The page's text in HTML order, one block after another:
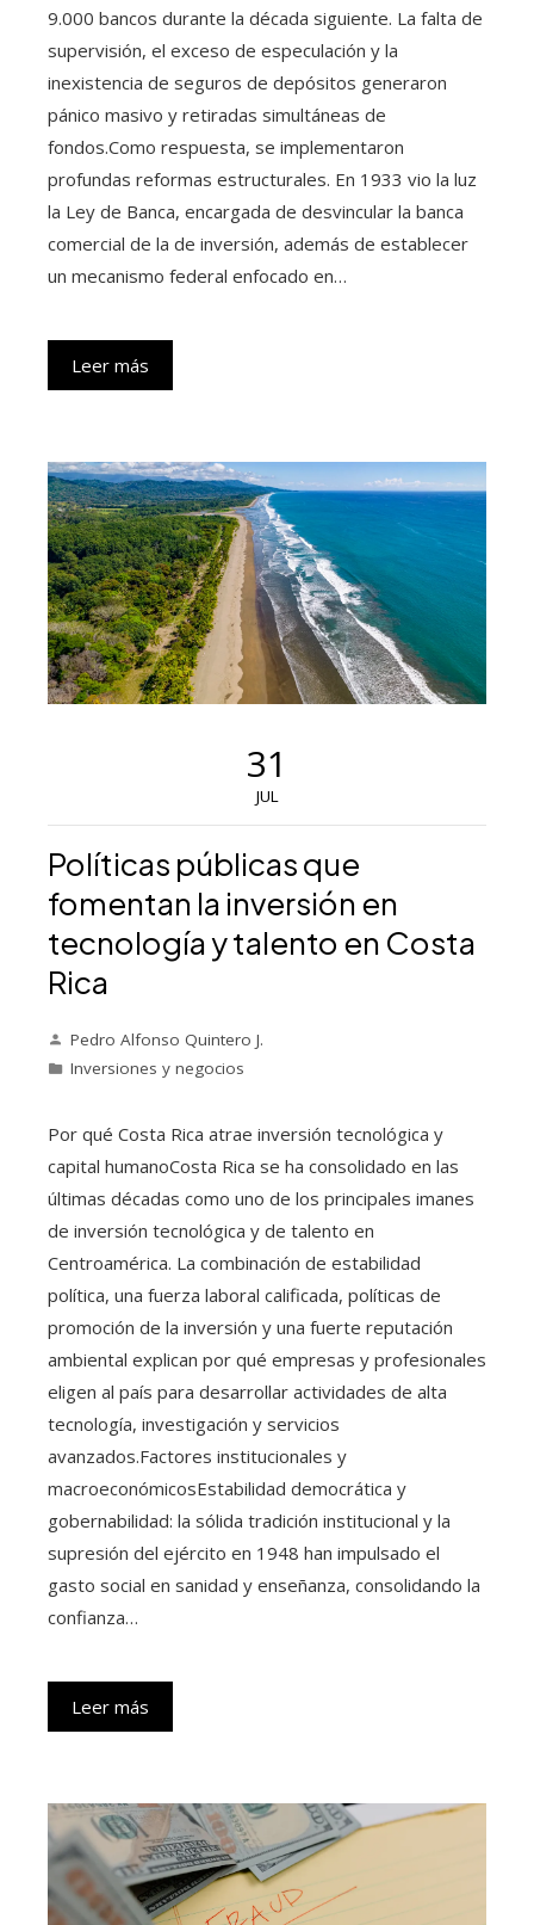
9.000 bancos durante la década siguiente. La falta de
supervisión, el exceso de especulación y la
inexistencia de seguros de depósitos generaron
pánico masivo y retiradas simultáneas de
fondos.Como respuesta, se implementaron
profundas reformas estructurales. En 1933 vio la luz
la Ley de Banca, encargada de desvincular la banca
comercial de la de inversión, además de establecer
un mecanismo federal enfocado en…
Leer más
31
JUL
Políticas públicas que
fomentan la inversión en
tecnología y talento en Costa
Rica
Pedro Alfonso Quintero J.
Inversiones y negocios
Por qué Costa Rica atrae inversión tecnológica y
capital humanoCosta Rica se ha consolidado en las
últimas décadas como uno de los principales imanes
de inversión tecnológica y de talento en
Centroamérica. La combinación de estabilidad
política, una fuerza laboral calificada, políticas de
promoción de la inversión y una fuerte reputación
ambiental explican por qué empresas y profesionales
eligen al país para desarrollar actividades de alta
tecnología, investigación y servicios
avanzados.Factores institucionales y
macroeconómicosEstabilidad democrática y
gobernabilidad: la sólida tradición institucional y la
supresión del ejército en 1948 han impulsado el
gasto social en sanidad y enseñanza, consolidando la
confianza…
Leer más